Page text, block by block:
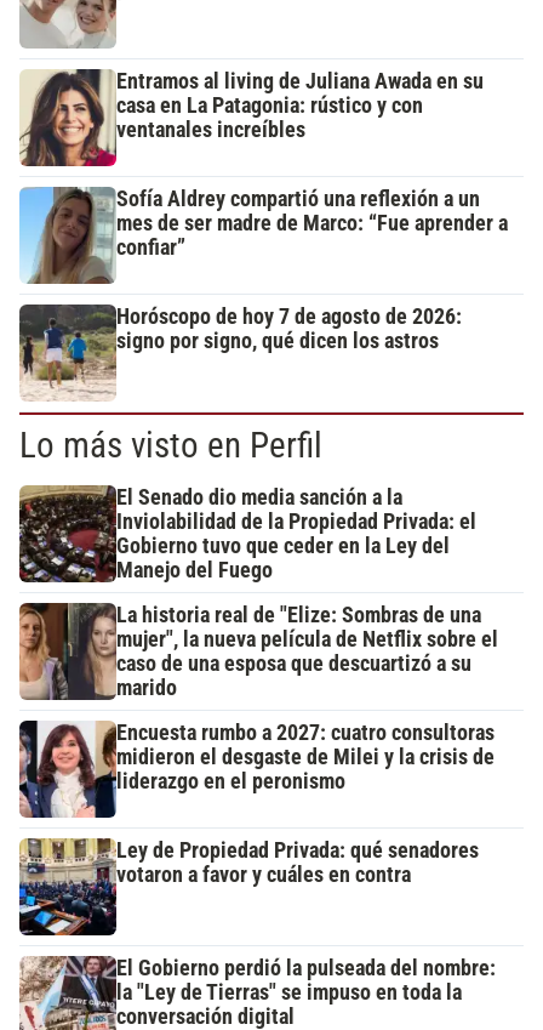
Entramos al living de Juliana Awada en su
casa en La Patagonia: rústico y con
ventanales increíbles
Sofía Aldrey compartió una reflexión a un
mes de ser madre de Marco: “Fue aprender a
confiar”
Horóscopo de hoy 7 de agosto de 2026:
signo por signo, qué dicen los astros
Lo más visto en Perfil
El Senado dio media sanción a la
Inviolabilidad de la Propiedad Privada: el
Gobierno tuvo que ceder en la Ley del
Manejo del Fuego
La historia real de "Elize: Sombras de una
mujer", la nueva película de Netflix sobre el
caso de una esposa que descuartizó a su
marido
Encuesta rumbo a 2027: cuatro consultoras
midieron el desgaste de Milei y la crisis de
liderazgo en el peronismo
Ley de Propiedad Privada: qué senadores
votaron a favor y cuáles en contra
El Gobierno perdió la pulseada del nombre:
la "Ley de Tierras" se impuso en toda la
conversación digital